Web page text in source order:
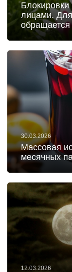
лицами.
обращается
30.03.2026
Массовая
месячных
12.03.2026